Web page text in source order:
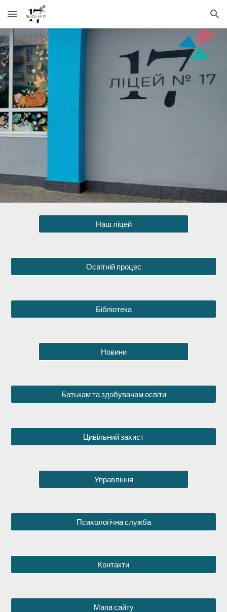
Skip to main content Skip to navigation
Наш ліцей
Освітній процес
Бібліотека
Новини
Батькам та здобувачам освіти
Цивільний захист
Управління
Психологічна служба
Контакти
Мапа сайту